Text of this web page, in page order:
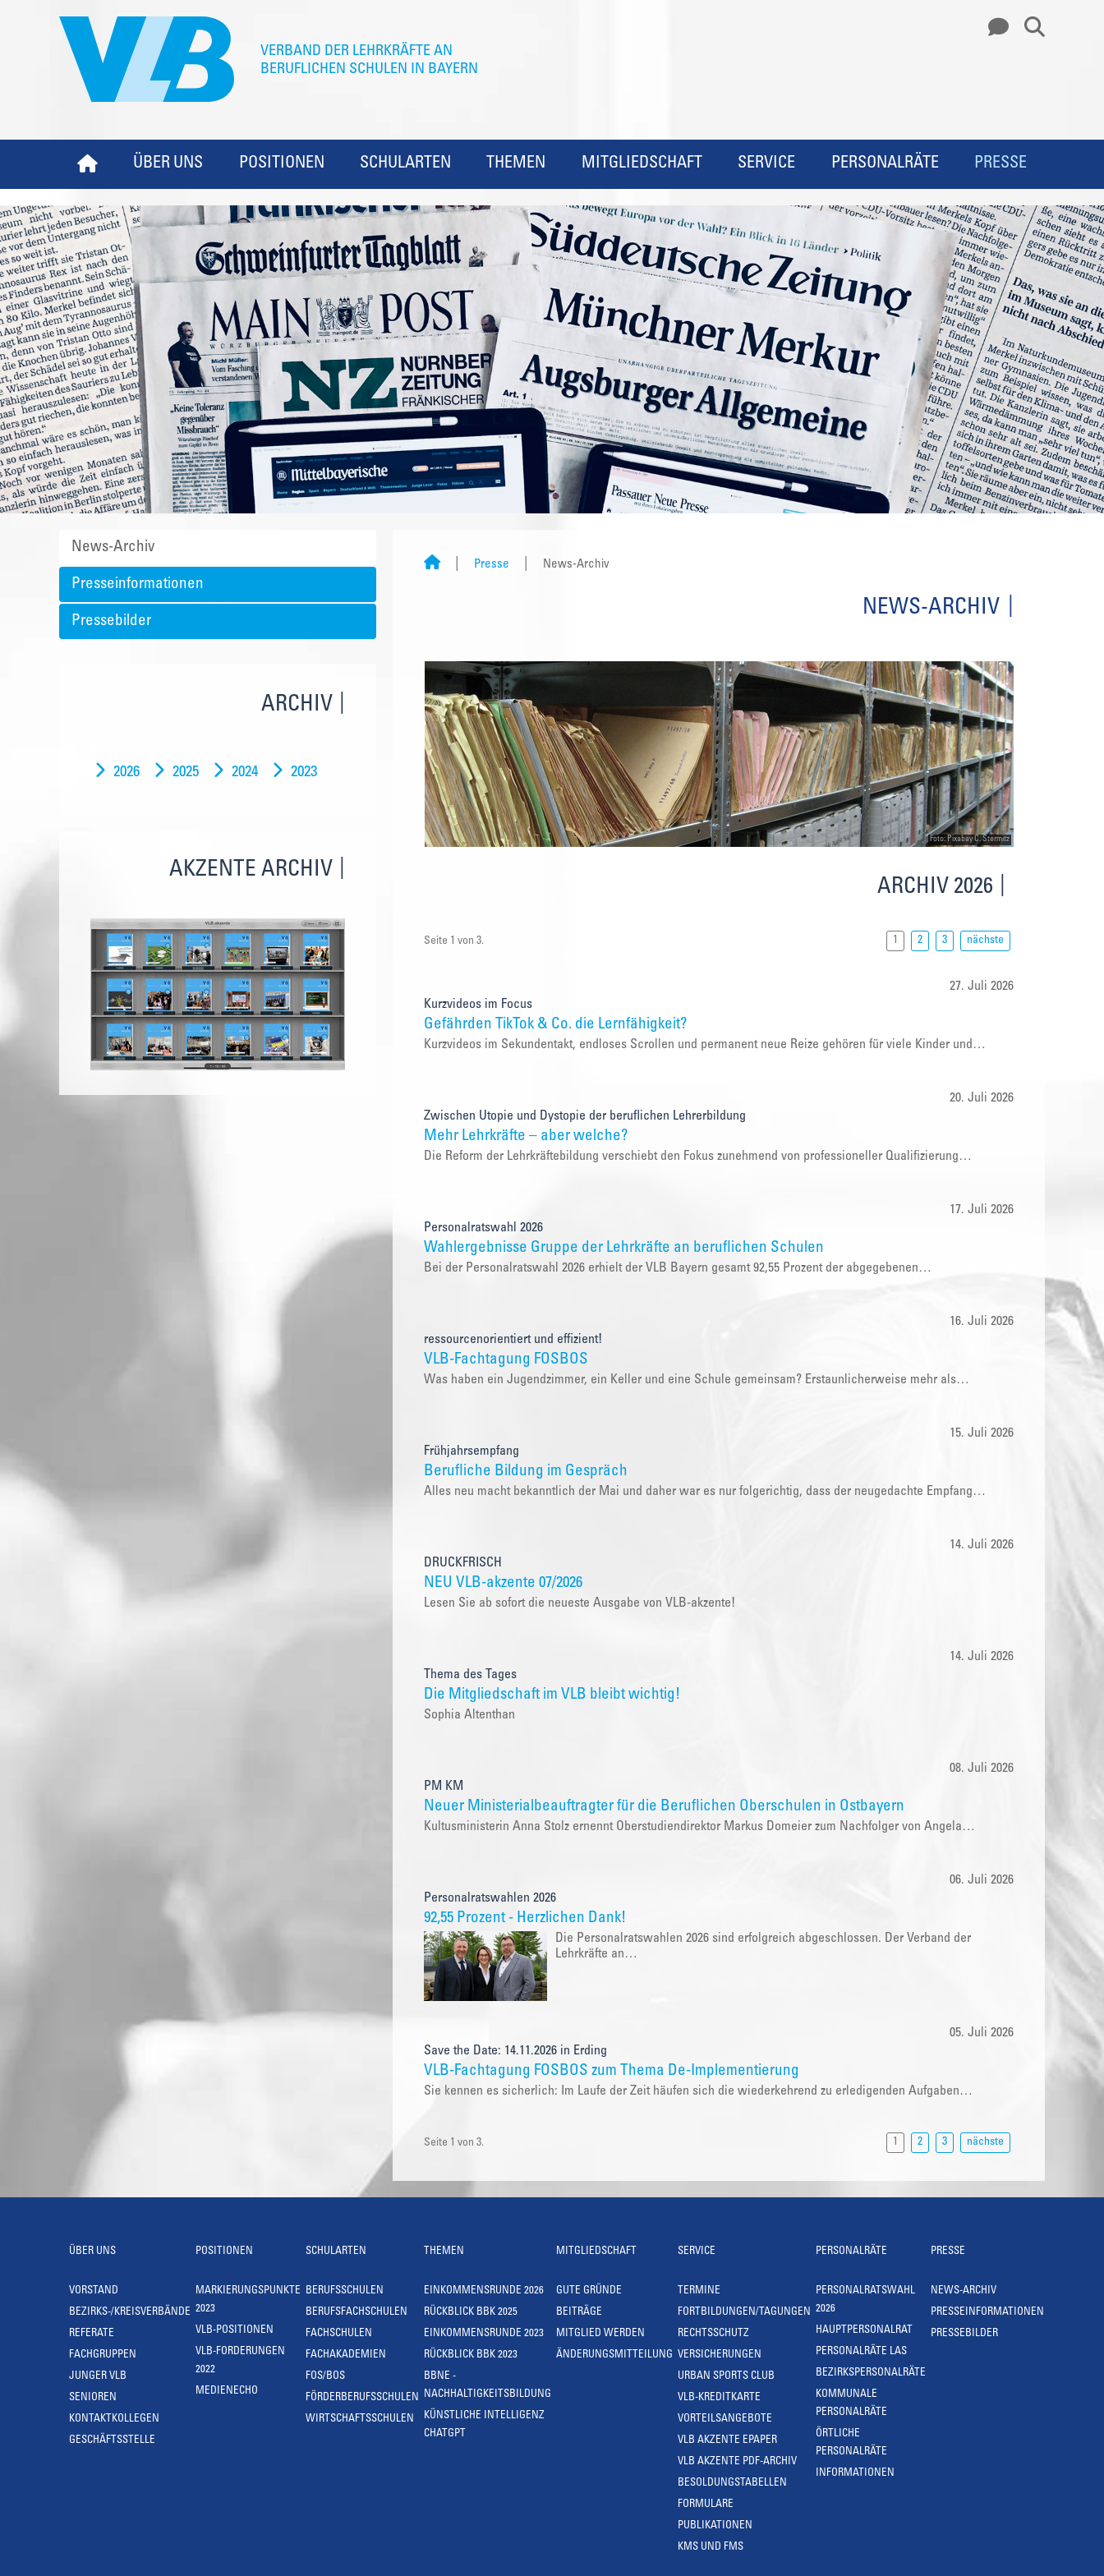
ÜBER UNS POSITIONEN SCHULARTEN THEMEN MITGLIEDSCHAFT SERVICE PERSONALRÄTE PRESSE
News-Archiv
Presseinformationen
Pressebilder
ARCHIV
2026 2025 2024 2023
AKZENTE ARCHIV
Presse News-Archiv
NEWS-ARCHIV
Foto: Pixabay C. Stermitz
ARCHIV 2026
Seite 1 von 3. 1 2 3 nächste
27. Juli 2026
Kurzvideos im Focus
Gefährden TikTok & Co. die Lernfähigkeit?
Kurzvideos im Sekundentakt, endloses Scrollen und permanent neue Reize gehören für viele Kinder und…
20. Juli 2026
Zwischen Utopie und Dystopie der beruflichen Lehrerbildung
Mehr Lehrkräfte – aber welche?
Die Reform der Lehrkräftebildung verschiebt den Fokus zunehmend von professioneller Qualifizierung…
17. Juli 2026
Personalratswahl 2026
Wahlergebnisse Gruppe der Lehrkräfte an beruflichen Schulen
Bei der Personalratswahl 2026 erhielt der VLB Bayern gesamt 92,55 Prozent der abgegebenen…
16. Juli 2026
ressourcenorientiert und effizient!
VLB-Fachtagung FOSBOS
Was haben ein Jugendzimmer, ein Keller und eine Schule gemeinsam? Erstaunlicherweise mehr als…
15. Juli 2026
Frühjahrsempfang
Berufliche Bildung im Gespräch
Alles neu macht bekanntlich der Mai und daher war es nur folgerichtig, dass der neugedachte Empfang…
14. Juli 2026
DRUCKFRISCH
NEU VLB-akzente 07/2026
Lesen Sie ab sofort die neueste Ausgabe von VLB-akzente!
14. Juli 2026
Thema des Tages
Die Mitgliedschaft im VLB bleibt wichtig!
Sophia Altenthan
08. Juli 2026
PM KM
Neuer Ministerialbeauftragter für die Beruflichen Oberschulen in Ostbayern
Kultusministerin Anna Stolz ernennt Oberstudiendirektor Markus Domeier zum Nachfolger von Angela…
06. Juli 2026
Personalratswahlen 2026
92,55 Prozent - Herzlichen Dank!
Die Personalratswahlen 2026 sind erfolgreich abgeschlossen. Der Verband der
Lehrkräfte an…
05. Juli 2026
Save the Date: 14.11.2026 in Erding
VLB-Fachtagung FOSBOS zum Thema De-Implementierung
Sie kennen es sicherlich: Im Laufe der Zeit häufen sich die wiederkehrend zu erledigenden Aufgaben…
Seite 1 von 3. 1 2 3 nächste
ÜBER UNS
VORSTAND
BEZIRKS-/KREISVERBÄNDE
REFERATE
FACHGRUPPEN
JUNGER VLB
SENIOREN
KONTAKTKOLLEGEN
GESCHÄFTSSTELLE
POSITIONEN
MARKIERUNGSPUNKTE
2023
VLB-POSITIONEN
VLB-FORDERUNGEN
2022
MEDIENECHO
SCHULARTEN
BERUFSSCHULEN
BERUFSFACHSCHULEN
FACHSCHULEN
FACHAKADEMIEN
FOS/BOS
FÖRDERBERUFSSCHULEN
WIRTSCHAFTSSCHULEN
THEMEN
EINKOMMENSRUNDE 2026
RÜCKBLICK BBK 2025
EINKOMMENSRUNDE 2023
RÜCKBLICK BBK 2023
BBNE -
NACHHALTIGKEITSBILDUNG
KÜNSTLICHE INTELLIGENZ
CHATGPT
MITGLIEDSCHAFT
GUTE GRÜNDE
BEITRÄGE
MITGLIED WERDEN
ÄNDERUNGSMITTEILUNG
SERVICE
TERMINE
FORTBILDUNGEN/TAGUNGEN
RECHTSSCHUTZ
VERSICHERUNGEN
URBAN SPORTS CLUB
VLB-KREDITKARTE
VORTEILSANGEBOTE
VLB AKZENTE EPAPER
VLB AKZENTE PDF-ARCHIV
BESOLDUNGSTABELLEN
FORMULARE
PUBLIKATIONEN
KMS UND FMS
PERSONALRÄTE
PERSONALRATSWAHL
2026
HAUPTPERSONALRAT
PERSONALRÄTE LAS
BEZIRKSPERSONALRÄTE
KOMMUNALE
PERSONALRÄTE
ÖRTLICHE
PERSONALRÄTE
INFORMATIONEN
PRESSE
NEWS-ARCHIV
PRESSEINFORMATIONEN
PRESSEBILDER